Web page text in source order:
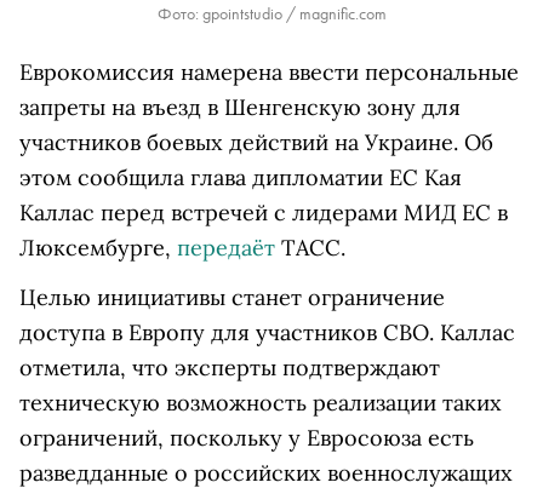
Фото: gpointstudio / magnific.com
Еврокомиссия намерена ввести персональные
запреты на въезд в Шенгенскую зону для
участников боевых действий на Украине. Об
этом сообщила глава дипломатии ЕС Кая
Каллас перед встречей с лидерами МИД ЕС в
Люксембурге, передаёт ТАСС.
Целью инициативы станет ограничение
доступа в Европу для участников СВО. Каллас
отметила, что эксперты подтверждают
техническую возможность реализации таких
ограничений, поскольку у Евросоюза есть
разведданные о российских военнослужащих